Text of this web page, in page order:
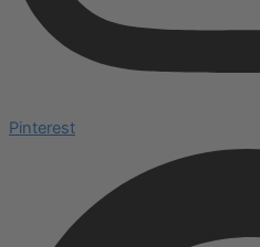
Pinterest